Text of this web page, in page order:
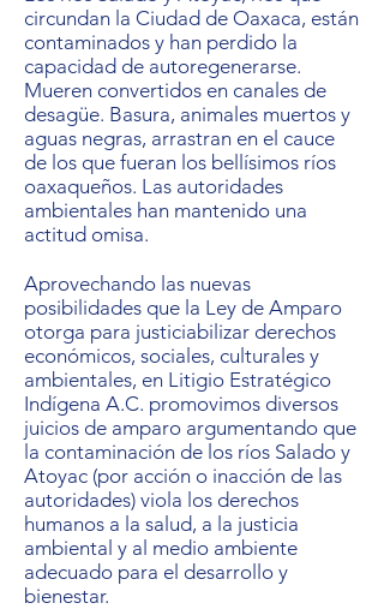
circundan la Ciudad de Oaxaca, están
contaminados y han perdido la
capacidad de autoregenerarse.
Mueren convertidos en canales de
desagüe. Basura, animales muertos y
aguas negras, arrastran en el cauce
de los que fueran los bellísimos ríos
oaxaqueños. Las autoridades
ambientales han mantenido una
actitud omisa.
Aprovechando las nuevas
posibilidades que la Ley de Amparo
otorga para justiciabilizar derechos
económicos, sociales, culturales y
ambientales, en Litigio Estratégico
Indígena A.C. promovimos diversos
juicios de amparo argumentando que
la contaminación de los ríos Salado y
Atoyac (por acción o inacción de las
autoridades) viola los derechos
humanos a la salud, a la justicia
ambiental y al medio ambiente
adecuado para el desarrollo y
bienestar.